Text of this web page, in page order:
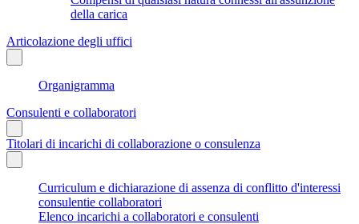
della carica
Articolazione degli uffici
Organigramma
Consulenti e collaboratori
Titolari di incarichi di collaborazione o consulenza
Curriculum e dichiarazione di assenza di conflitto d'interessi
consulentie collaboratori
Elenco incarichi a collaboratori e consulenti